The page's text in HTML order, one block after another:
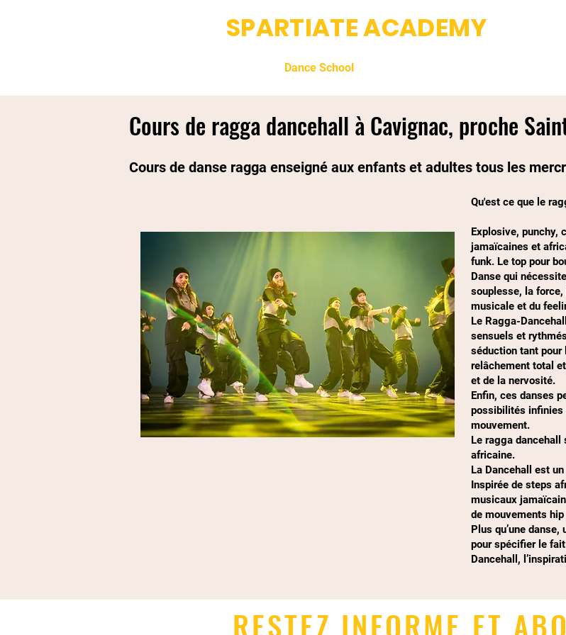
SPARTIATE ACADEMY
Dance School
Cours de ragga dancehall à Cavignac, proche
Cours de danse ragga enseigné aux enfants et adultes tous les
Qu'est ce que le
Explosive, punchy,
jamaïcaines et
funk. Le top pour
Danse qui
souplesse, la
musicale et du
Le Ragga-
sensuels et
séduction tant
relâchement total
et de la nervosité.
Enfin, ces danses
possibilités infinies
mouvement.
Le ragga dancehall
africaine.
La Dancehall est
Inspirée de steps
musicaux
de mouvements
Plus qu’une
pour spécifier le fait
Dancehall,
RESTEZ INFORME ET